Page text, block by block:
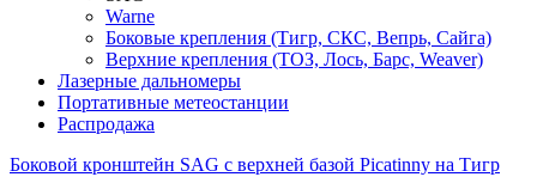
Warne
Боковые крепления (Тигр, СКС, Вепрь, Сайга)
Верхние крепления (ТОЗ, Лось, Барс, Weaver)
Лазерные дальномеры
Портативные метеостанции
Распродажа
Боковой кронштейн SAG с верхней базой Picatinny на Тигр